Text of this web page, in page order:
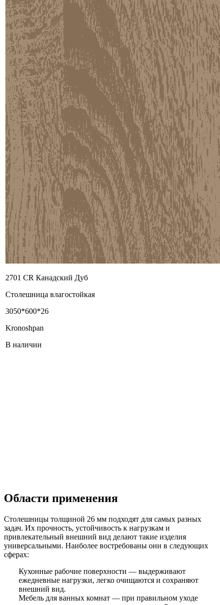
2701 CR Канадский Дуб
Столешница влагостойкая
3050*600*26
Kronoshpan
В наличии
Области применения
Столешницы толщиной 26 мм подходят для самых разных
задач. Их прочность, устойчивость к нагрузкам и
привлекательный внешний вид делают такие изделия
универсальными. Наиболее востребованы они в следующих
сферах:
Кухонные рабочие поверхности — выдерживают
ежедневные нагрузки, легко очищаются и сохраняют
внешний вид.
Мебель для ванных комнат — при правильном уходе